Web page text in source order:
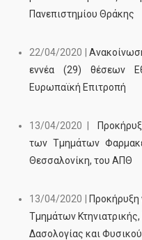
Πανεπιστημίου Θράκης
22/04/2020 |
εννέα (29) θέσεων
Ευρωπαϊκή Επιτροπή
13/04/2020 |
των Τμημάτων
Θεσσαλονίκη, του ΑΠΘ
13/04/2020 |
Τμημάτων
Δασολογίας και